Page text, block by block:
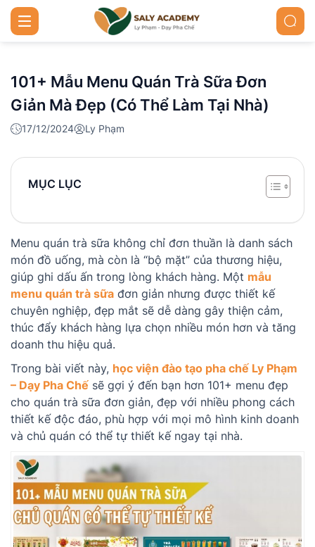
101+ Mẫu Menu Quán Trà Sữa Đơn
Giản Mà Đẹp (có Thể Làm Tại Nhà)
17/12/2024 Ly Phạm
MỤC LỤC
Menu quán trà sữa không chỉ đơn thuần là danh sách
món đồ uống, mà còn là “bộ mặt” của thương hiệu,
giúp ghi dấu ấn trong lòng khách hàng. Một mẫu
menu quán trà sữa đơn giản nhưng được thiết kế
chuyên nghiệp, đẹp mắt sẽ dễ dàng gây thiện cảm,
thúc đẩy khách hàng lựa chọn nhiều món hơn và tăng
doanh thu hiệu quả.
Trong bài viết này, học viện đào tạo pha chế Ly Phạm
– Dạy Pha Chế sẽ gợi ý đến bạn hơn 101+ menu đẹp
cho quán trà sữa đơn giản, đẹp với nhiều phong cách
thiết kế độc đáo, phù hợp với mọi mô hình kinh doanh
và chủ quán có thể tự thiết kế ngay tại nhà.